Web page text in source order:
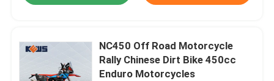
NC450 Off Road Motorcycle
Rally Chinese Dirt Bike 450cc
Enduro Motorcycles